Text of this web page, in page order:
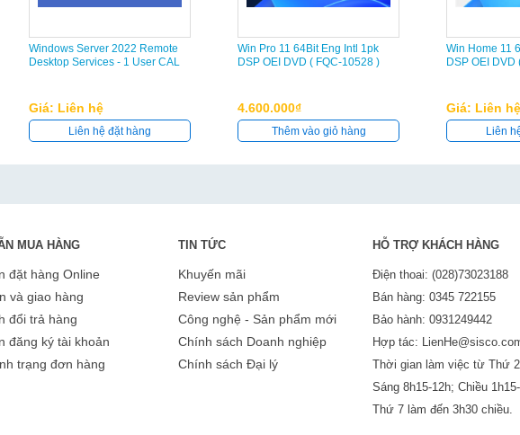
Windows Server 2022 Remote
Desktop Services - 1 User CAL
Giá: Liên hệ
Liên hệ đặt hàng
Win Pro 11 64Bit Eng Intl 1pk
DSP OEI DVD ( FQC-10528 )
4.600.000₫
Thêm vào giỏ hàng
Win Home 11
DSP OEI
Giá: Liên hệ
Liên
MUA HÀNG
đặt hàng Online
và giao hàng
đổi trả hàng
đăng ký tài khoản
trạng đơn hàng
TIN TỨC
Khuyến mãi
Review sản phẩm
Công nghệ - Sản phẩm mới
Chính sách Doanh nghiệp
Chính sách Đại lý
HỖ TRỢ KHÁCH HÀNG
Điện thoai: (028)73023188
Bán hàng: 0345 722155
Bảo hành: 0931249442
Hợp tác:
Thời gian làm việc từ Thứ
Sáng 8h15-12h; Chiều
Thứ 7 làm đến 3h30 chiều.